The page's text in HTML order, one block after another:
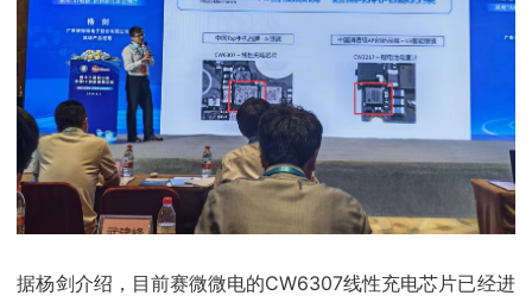
据杨剑介绍，目前赛微微电的CW6307线性充电芯片已经进